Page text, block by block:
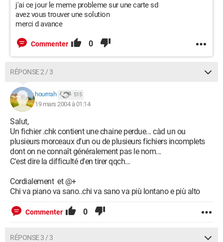
j'ai ce jour le meme probleme sur une carte sd
avez vous trouver une solution
merci d avance
Commenter 0
RÉPONSE 2 / 3
hourrrah 515
19 mars 2004 à 01:14
Salut,
Un fichier .chk contient une chaine perdue... càd un ou
plusieurs morceaux d'un ou de plusieurs fichiers incomplets
dont on ne connaît généralement pas le nom...
C'est dire la difficulté d'en tirer qqch...
Cordialement et @+
Chi va piano va sano..chi va sano va più lontano e più alto
Commenter 0
RÉPONSE 3 / 3